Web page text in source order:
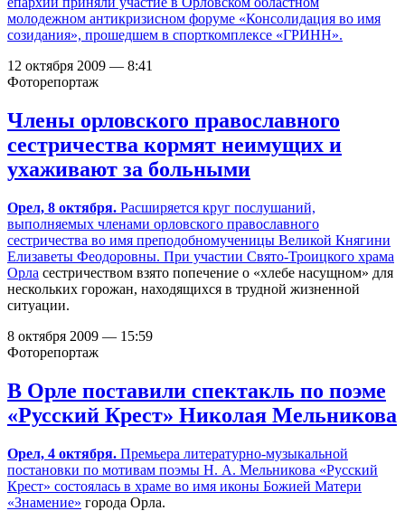
молодежном антикризисном форуме «Консолидация во имя
созидания», прошедшем в спорткомплексе «ГРИНН».
12 октября 2009 — 8:41
Фоторепортаж
Члены орловского православного
сестричества кормят неимущих и
ухаживают за больными
Орел, 8 октября. Расширяется круг послушаний,
выполняемых членами орловского православного
сестричества во имя преподобномученицы Великой Княгини
Елизаветы Феодоровны. При участии Свято-Троицкого храма
Орла сестричеством взято попечение о «хлебе насущном» для
нескольких горожан, находящихся в трудной жизненной
ситуации.
8 октября 2009 — 15:59
Фоторепортаж
В Орле поставили спектакль по поэме
«Русский Крест» Николая Мельникова
Орел, 4 октября. Премьера литературно-музыкальной
постановки по мотивам поэмы Н. А. Мельникова «Русский
Крест» состоялась в храме во имя иконы Божией Матери
«Знамение» города Орла.